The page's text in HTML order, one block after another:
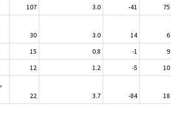
107 3.0 -41 75
30 3.0 14 6
15 0.8 -1 9
12 1.2 -5 10
22 3.7 -84 18